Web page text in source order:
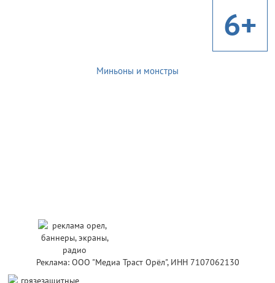
6+
Миньоны и монстры
Реклама: ООО "Медиа Траст Орёл", ИНН 7107062130